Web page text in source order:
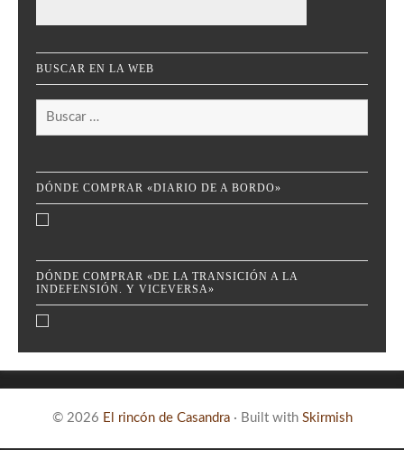
BUSCAR EN LA WEB
Buscar:
DÓNDE COMPRAR «DIARIO DE A BORDO»
DÓNDE COMPRAR «DE LA TRANSICIÓN A LA
INDEFENSIÓN. Y VICEVERSA»
© 2026 El rincón de Casandra · Built with Skirmish